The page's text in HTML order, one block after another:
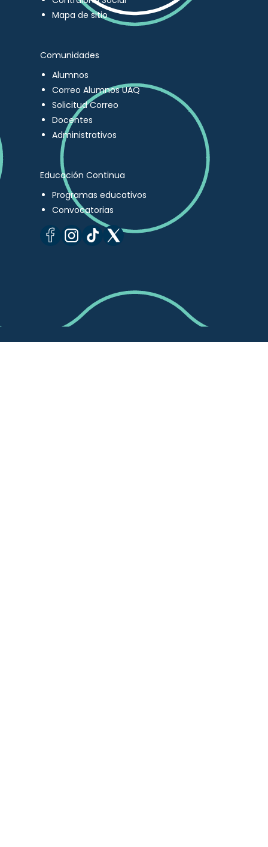
Mapa de sitio
Comunidades
Alumnos
Correo Alumnos UAQ
Solicitud Correo
Docentes
Administrativos
Educación Continua
Programas educativos
Convocatorias